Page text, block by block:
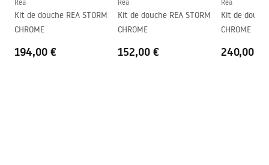
Rea
Kit de douche REA STORM
CHROME
194,00 €
Rea
Kit de douche REA STORM
CHROME
152,00 €
Rea
Kit de
CHROME
240,00 €